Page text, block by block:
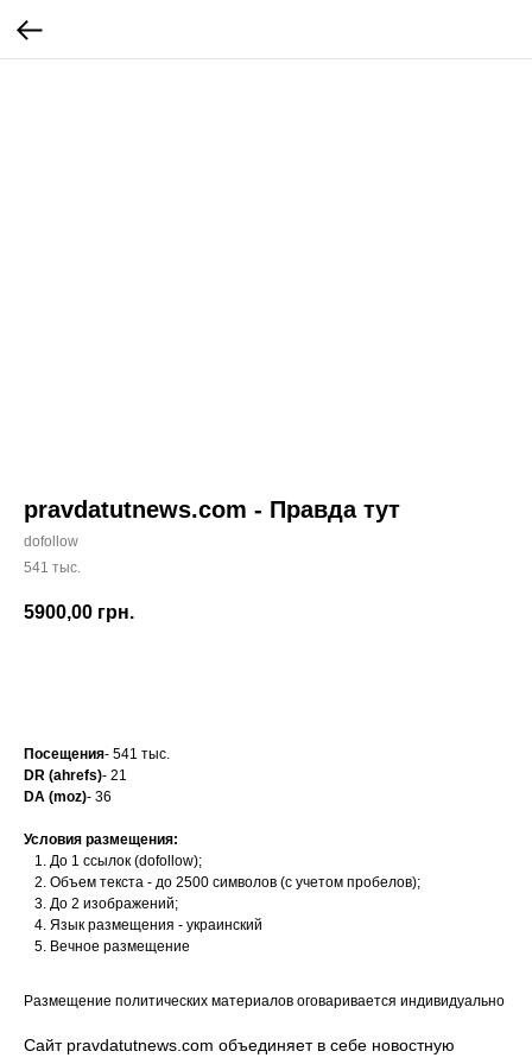
pravdatutnews.com - Правда тут
dofollow
541 тыс.
5900,00 грн.
Посещения- 541 тыс.
DR (ahrefs)- 21
DA (moz)- 36
Условия размещения:
До 1 ссылок (dofollow);
Объем текста - до 2500 символов (с учетом пробелов);
До 2 изображений;
Язык размещения - украинский
Вечное размещение
Размещение политических материалов оговаривается индивидуально
Сайт pravdatutnews.com объединяет в себе новостную